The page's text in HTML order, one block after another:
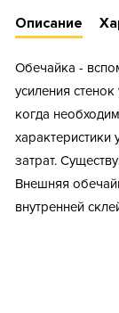
Описание
Обечайка -
усиления
когда
характеристики
затрат.
Внешняя
внутренней